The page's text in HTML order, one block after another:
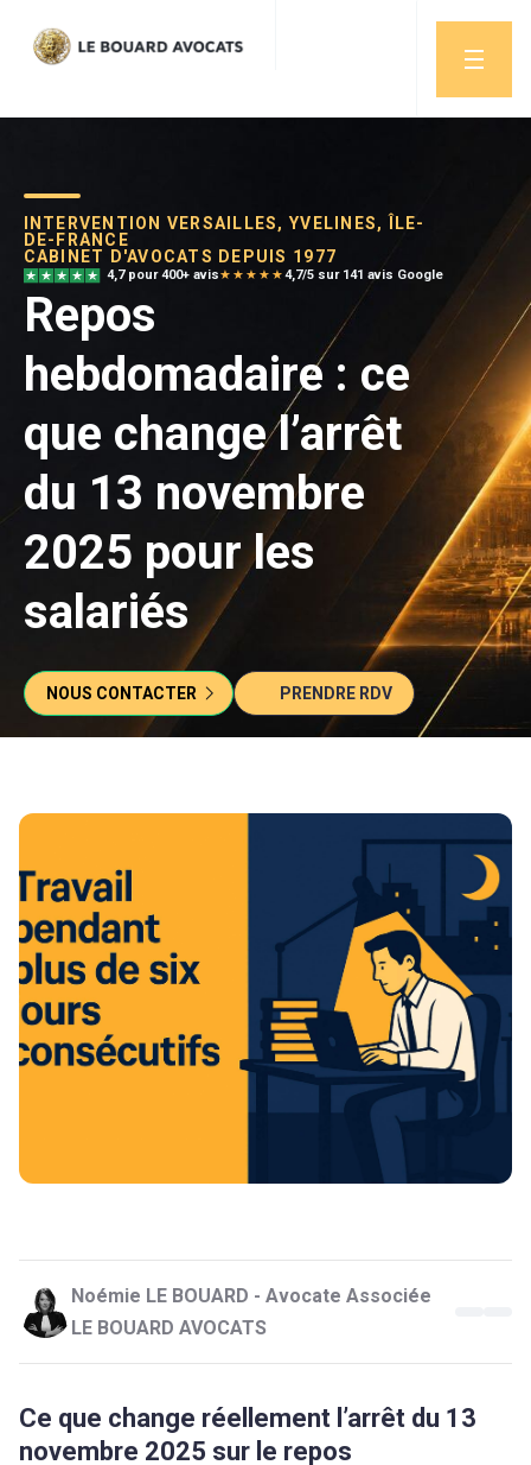
INTERVENTION VERSAILLES, YVELINES, ÎLE-
DE-FRANCE
CABINET D'AVOCATS DEPUIS 1977
4,7 pour 400+ avis★★★★★4,7/5 sur 141 avis Google
Repos
hebdomadaire : ce
que change l’arrêt
du 13 novembre
2025 pour les
salariés
NOUS CONTACTER PRENDRE RDV
Noémie LE BOUARD - Avocate Associée
LE BOUARD AVOCATS
Ce que change réellement l’arrêt du 13
novembre 2025 sur le repos